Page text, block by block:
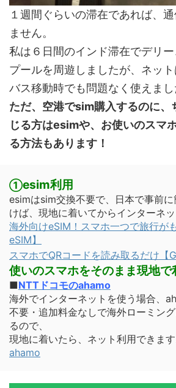
１週間ぐらいの滞在であれば、
ません。
私は６日間のインド滞在でデリ
プールを周遊しましたが、ネッ
バス移動時でも問題なく使えまし
ただ、空港でsim購入するのに、
じる方はesimや、お使いのスマ
る方法もあります！
①esim利用
esimはsim交換不要で、日本で事前
けば、現地に着いてからインターネッ
海外向けeSIM！スマホ一つで旅行が
eSIM】
スマホでQRコードを読み取るだけ【
使いのスマホをそのまま現地で
■NTTドコモのahamo
海外でインターネットを使う場合、
不要・追加料金なしで海外ローミン
るので、
現地に着いたら、ネット利用できます
ahamo